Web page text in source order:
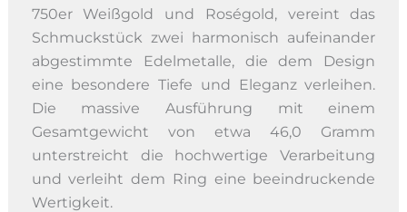
750er Weißgold und Roségold, vereint das
Schmuckstück zwei harmonisch aufeinander
abgestimmte Edelmetalle, die dem Design
eine besondere Tiefe und Eleganz verleihen.
Die massive Ausführung mit einem
Gesamtgewicht von etwa 46,0 Gramm
unterstreicht die hochwertige Verarbeitung
und verleiht dem Ring eine beeindruckende
Wertigkeit.